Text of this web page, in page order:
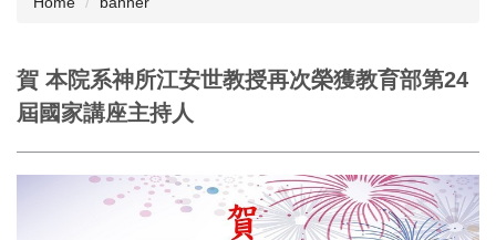
賀 本院系神所江安世教授再次榮獲教育部第24
屆國家講座主持人